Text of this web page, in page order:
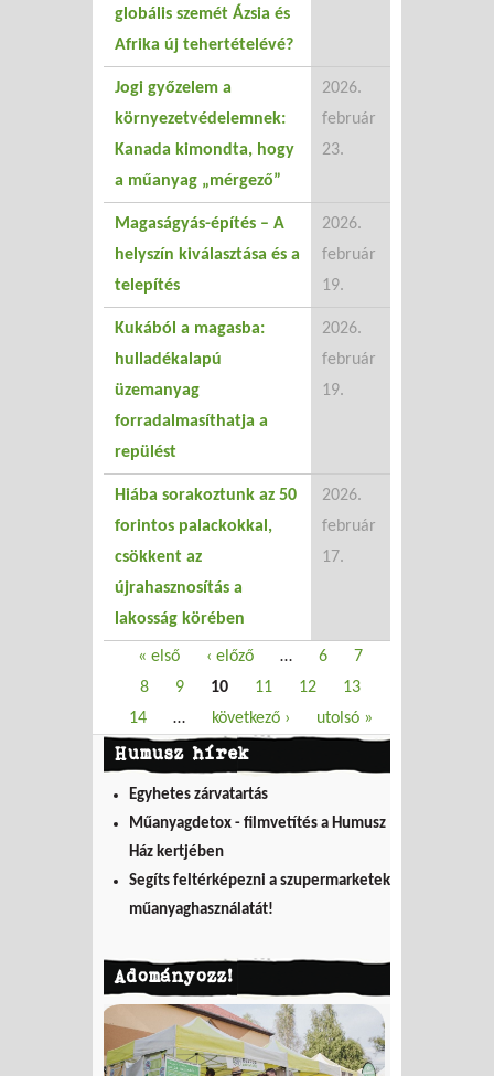
globális szemét Ázsia és
Afrika új tehertételévé?
Jogi győzelem a
környezetvédelemnek:
Kanada kimondta, hogy
a műanyag „mérgező”
2026.
február
23.
Magaságyás-építés – A
helyszín kiválasztása és a
telepítés
2026.
február
19.
Kukából a magasba:
hulladékalapú
üzemanyag
forradalmasíthatja a
repülést
2026.
február
19.
Hiába sorakoztunk az 50
forintos palackokkal,
csökkent az
újrahasznosítás a
lakosság körében
2026.
február
17.
Oldalak
« első ‹ előző … 6
7
8
9 10 11 12
13
14
… következő › utolsó »
Humusz hírek
Egyhetes zárvatartás
Műanyagdetox - filmvetítés a Humusz
Ház kertjében
Segíts feltérképezni a szupermarketek
műanyaghasználatát!
Adományozz!